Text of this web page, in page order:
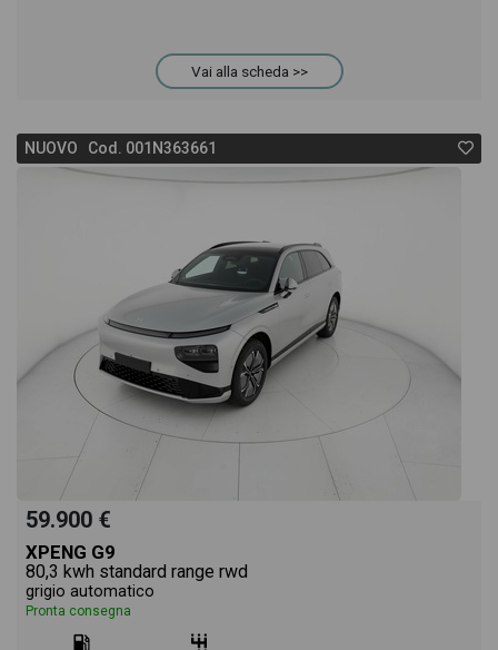
Vai alla scheda >>
NUOVO Cod. 001N363661
59.900 €
XPENG G9
80,3 kwh standard range rwd
grigio automatico
Pronta consegna